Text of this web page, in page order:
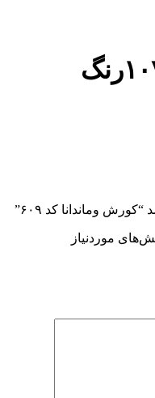
وماندانا کد ۶۰۹”
موردنیاز